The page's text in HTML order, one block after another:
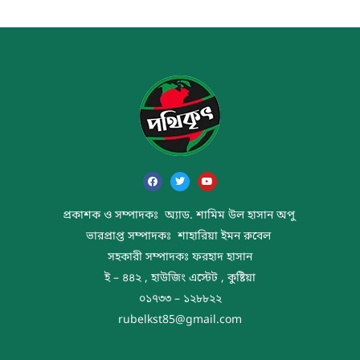
প্রকাশক ও সম্পাদকঃ অ্যাড. শামিম উল হাসান অপু
ভারপ্রাপ্ত সম্পাদকঃ শাহারিয়া ইমন রুবেল
সহকারী সম্পাদকঃ ফরহাদ হাসান
ই – ৪৪২ , হাউজিং এস্টেট , কুষ্টিয়া
০১৭৩৩ – ১২৮৮২২
rubelkst85@gmail.com